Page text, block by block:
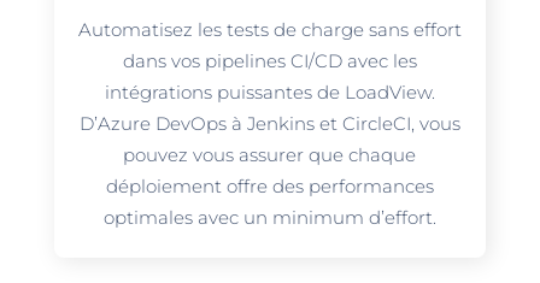
Automatisez les tests de charge sans effort
dans vos pipelines CI/CD avec les
intégrations puissantes de LoadView.
D’Azure DevOps à Jenkins et CircleCI, vous
pouvez vous assurer que chaque
déploiement offre des performances
optimales avec un minimum d’effort.